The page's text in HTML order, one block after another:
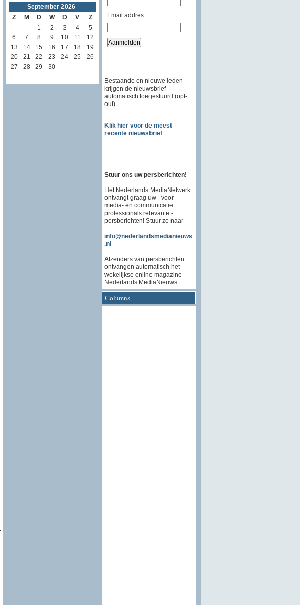
September 2026
Z
M D W D V
Z
1
2 3 4
5
6
7 8 9 10 11
12
13
14 15 16 17 18
19
20
21 22 23 24 25
26
27
28 29 30
Email addres:
Bestaande en nieuwe leden
krijgen de nieuwsbrief
automatisch toegestuurd (opt-
out)
Klik hier voor de meest
recente nieuwsbrief
Stuur ons uw persberichten!
Het Nederlands MediaNetwerk
ontvangt graag uw - voor
media- en communicatie
professionals relevante -
persberichten! Stuur ze naar
info@nederlandsmedianieuws
.nl
Afzenders van persberichten
ontvangen automatisch het
wekelijkse online magazine
Nederlands MediaNieuws
Columns